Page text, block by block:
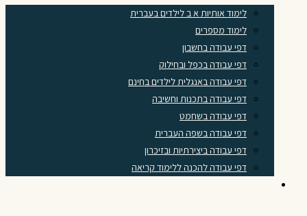
לימוד אותיות א ב לילדים בעברית
לימוד מספרים
דפי עבודה בחשבון
דפי עבודה בכפל ובחילוק
דפי עבודה באנגלית לילדים בחינם
דפי עבודה בתכנות וחשיבה
דפי עבודה בשחמט
דפי עבודה בשפה העברית
דפי עבודה ביצירתיות ובזיכרון
דפי עבודה להכנה ללימוד קריאה